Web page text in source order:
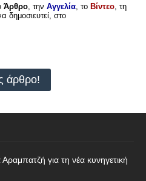
Άρθρο , την Αγγελία , το Βίντεο , τη
δημοσιευτεί, στο
άρθρο!
για τη νέα κυνηγετική